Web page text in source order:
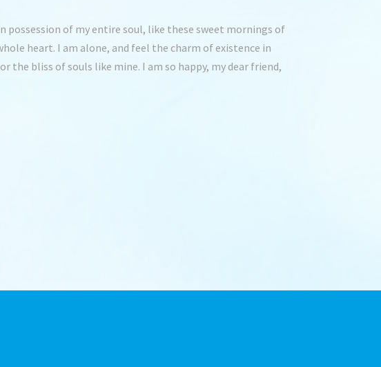
possession of my entire soul, like these sweet mornings of
heart. I am alone, and feel the charm of existence in
the bliss of souls like mine. I am so happy, my dear friend,